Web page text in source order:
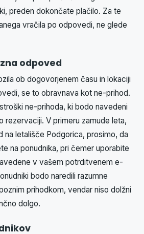
preden dokončate plačilo. Za te
vračila po odpovedi, ne glede
odpoved
ob dogovorjenem času in lokaciji
se to obravnava kot ne-prihod.
ne-prihoda, ki bodo navedeni
rezervaciji. V primeru zamude leta,
na letališče Podgorica, prosimo, da
na ponudnika, pri čemer uporabite
v vašem potrditvenem e-
bodo naredili razumne
prihodkom, vendar niso dolžni
dolgo.